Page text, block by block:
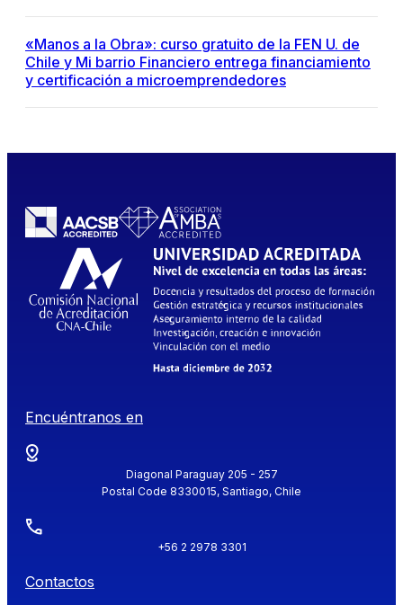
«Manos a la Obra»: curso gratuito de la FEN U. de
Chile y Mi barrio Financiero entrega financiamiento
y certificación a microemprendedores
Encuéntranos en
Diagonal Paraguay 205 - 257
Postal Code 8330015, Santiago, Chile
+56 2 2978 3301
Contactos